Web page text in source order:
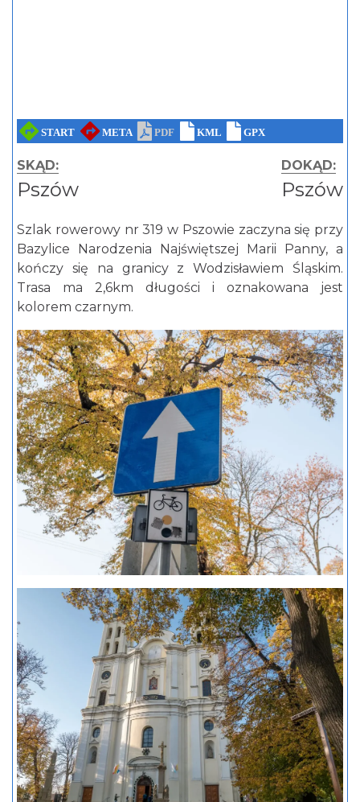
SKĄD:
Pszów
DOKĄD:
Pszów
Szlak rowerowy nr 319 w Pszowie zaczyna się przy
Bazylice Narodzenia Najświętszej Marii Panny, a
kończy się na granicy z Wodzisławiem Śląskim.
Trasa ma 2,6km długości i oznakowana jest
kolorem czarnym.